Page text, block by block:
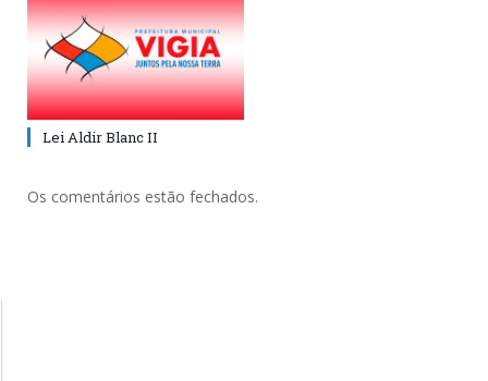
Lei Aldir Blanc II
Os comentários estão fechados.